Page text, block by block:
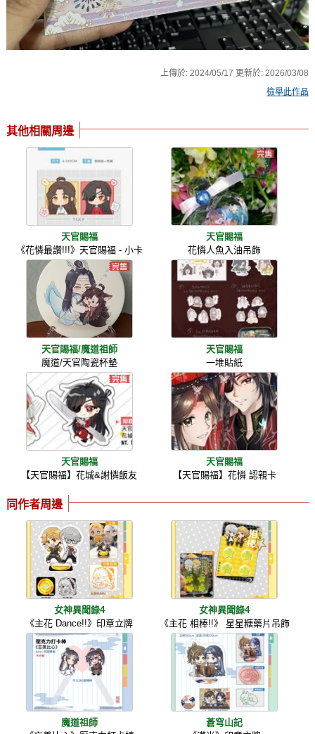
上傳於:2024/05/17 更新於:2026/03/08
檢舉此作品
其他相關周邊
天官賜福
《花憐最讚!!!》天官賜福 - 小卡
天官賜福
花憐人魚入油吊飾
天官賜福/魔道祖師
魔道/天官陶瓷杯墊
天官賜福
一堆貼紙
天官賜福
【天官賜福】花城&謝憐飯友
天官賜福
【天官賜福】花憐 認親卡
同作者周邊
女神異聞錄4
《主花 Dance!!》印章立牌
女神異聞錄4
《主花 相棒!!》 星星糖藥片吊飾
魔道祖師
蒼穹山記